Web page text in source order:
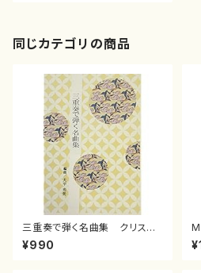
同じカテゴリの商品
三重奏で弾く名曲集 クリスマ
スメドレー( 箏2/大平光美 編
曲/楽譜）
¥990